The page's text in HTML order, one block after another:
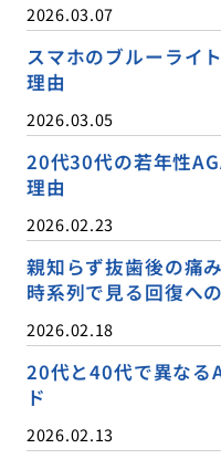
2026.03.07
スマホのブルーライ
理由
2026.03.05
20代30代の若年性
理由
2026.02.23
親知らず抜歯後の痛
時系列で見る回復へ
2026.02.18
20代と40代で異なる
ド
2026.02.13